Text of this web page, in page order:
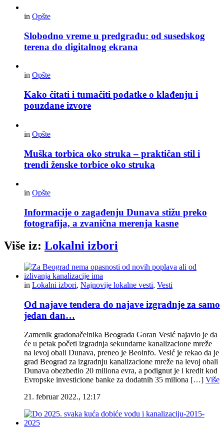
in Opšte
Slobodno vreme u predgrađu: od susedskog
terena do digitalnog ekrana
in Opšte
Kako čitati i tumačiti podatke o klađenju i
pouzdane izvore
in Opšte
Muška torbica oko struka – praktičan stil i
trendi ženske torbice oko struka
in Opšte
Informacije o zagađenju Dunava stižu preko
fotografija, a zvanična merenja kasne
Više iz: Lokalni izbori
in Lokalni izbori, Najnovije lokalne vesti, Vesti
Od najave tendera do najave izgradnje za samo
jedan dan…
Zamenik gradonačelnika Beograda Goran Vesić najavio je da
će u petak početi izgradnja sekundarne kanalizacione mreže
na levoj obali Dunava, preneo je Beoinfo. Vesić je rekao da je
grad Beograd za izgradnju kanalizacione mreže na levoj obali
Dunava obezbedio 20 miliona evra, a podignut je i kredit kod
Evropske investicione banke za dodatnih 35 miliona […] Više
21. februar 2022., 12:17